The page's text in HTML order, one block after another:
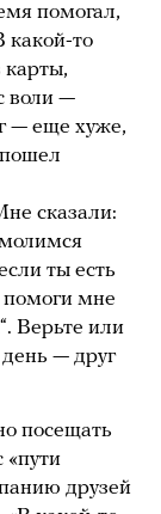
помогал,
какой-то
карты,
воли —
— еще хуже,
сказали:
ты есть
помоги мне
Верьте или
— друг
посещать
«пути
друзей